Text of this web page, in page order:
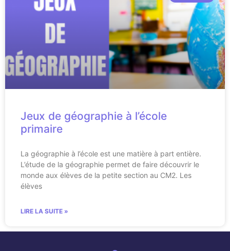
Jeux de géographie à l’école
primaire
La géographie à l’école est une matière à part entière.
L’étude de la géographie permet de faire découvrir le
monde aux élèves de la petite section au CM2. Les
élèves
LIRE LA SUITE »